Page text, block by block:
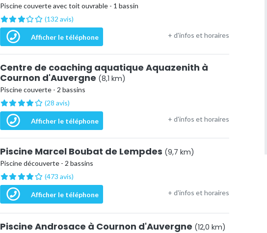
Piscine couverte avec toit ouvrable - 1 bassin
(132 avis)
Afficher le téléphone + d'infos et horaires
Centre de coaching aquatique Aquazenith à
Cournon d'Auvergne (8,1 km)
Piscine couverte - 2 bassins
(28 avis)
Afficher le téléphone + d'infos et horaires
Piscine Marcel Boubat de Lempdes (9,7 km)
Piscine découverte - 2 bassins
(473 avis)
Afficher le téléphone + d'infos et horaires
Piscine Androsace à Cournon d'Auvergne (12,0 km)